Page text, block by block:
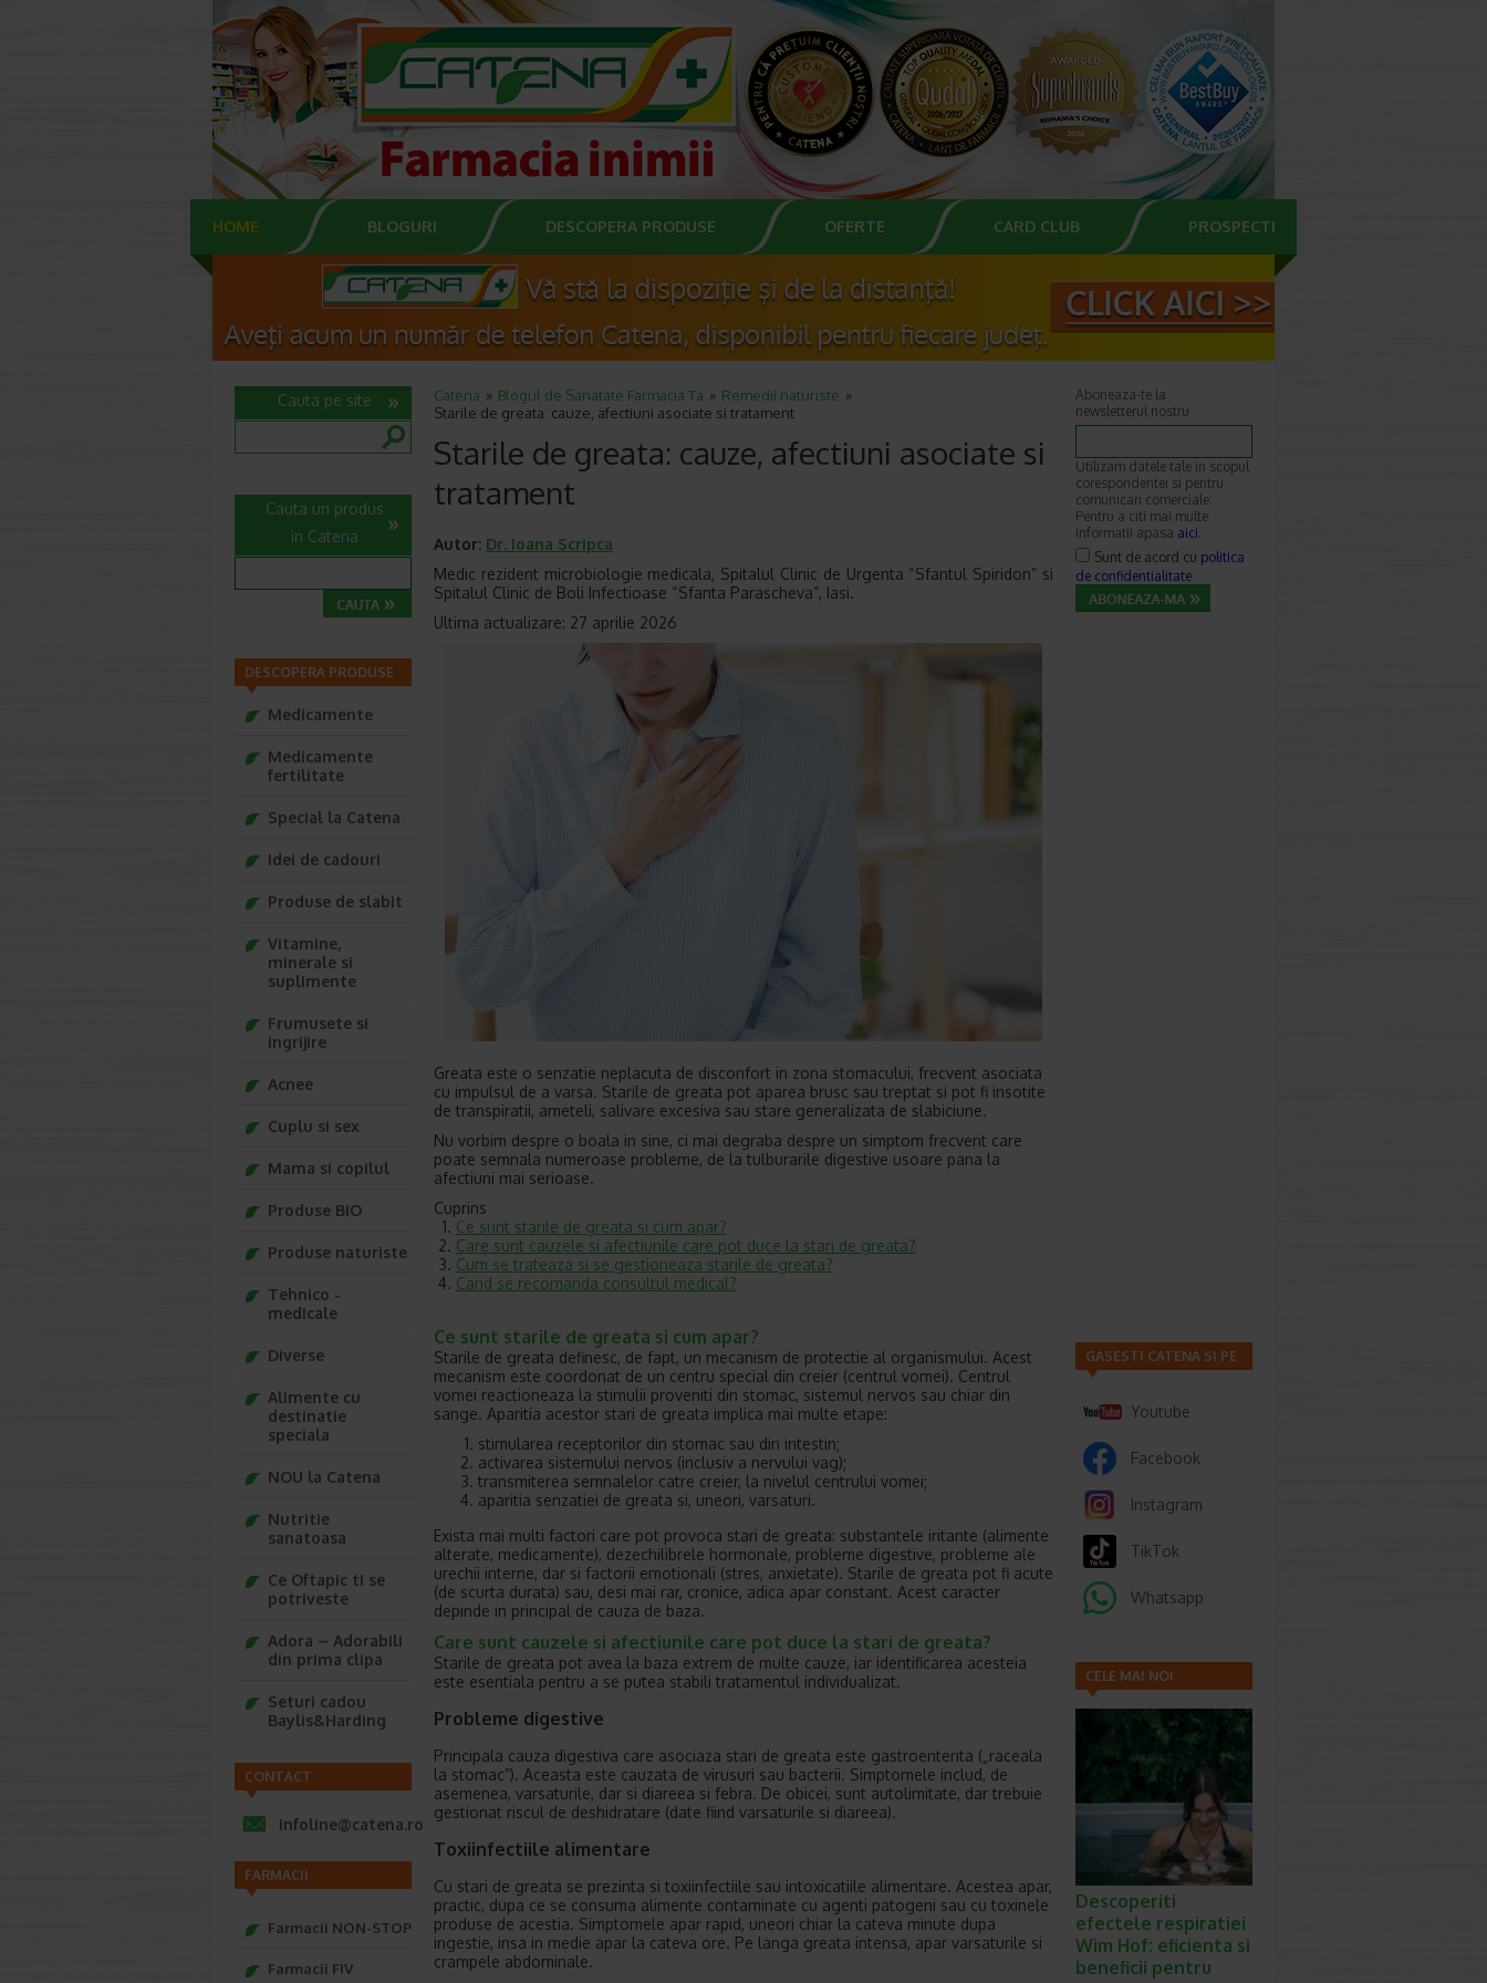
HOME BLOGURI DESCOPERA PRODUSE OFERTE CARD CLUB PROSPECTE
Catena Blogul de Sanatate Farmacia Ta
Remedii naturiste
Starile de greata: cauze, afectiuni asociate si tratament
Starile de greata: cauze, afectiuni asociate si
tratament
Autor: Dr. Ioana Scripca
Medic rezident microbiologie medicala, Spitalul Clinic de Urgenta “Sfantul Spiridon” si
Spitalul Clinic de Boli Infectioase “Sfanta Parascheva”, Iasi.
Ultima actualizare: 27 aprilie 2026
Greata este o senzatie neplacuta de disconfort in zona stomacului, frecvent asociata
cu impulsul de a varsa. Starile de greata pot aparea brusc sau treptat si pot fi insotite
de transpiratii, ameteli, salivare excesiva sau stare generalizata de slabiciune.
Nu vorbim despre o boala in sine, ci mai degraba despre un simptom frecvent care
poate semnala numeroase probleme, de la tulburarile digestive usoare pana la
afectiuni mai serioase.
Cuprins
Ce sunt starile de greata si cum apar?
Care sunt cauzele si afectiunile care pot duce la stari de greata?
Cum se trateaza si se gestioneaza starile de greata?
Cand se recomanda consultul medical?
Ce sunt starile de greata si cum apar?
Starile de greata definesc, de fapt, un mecanism de protectie al organismului. Acest
mecanism este coordonat de un centru special din creier (centrul vomei). Centrul
vomei reactioneaza la stimulii proveniti din stomac, sistemul nervos sau chiar din
sange. Aparitia acestor stari de greata implica mai multe etape:
stimularea receptorilor din stomac sau din intestin;
activarea sistemului nervos (inclusiv a nervului vag);
transmiterea semnalelor catre creier, la nivelul centrului vomei;
aparitia senzatiei de greata si, uneori, varsaturi.
Exista mai multi factori care pot provoca stari de greata: substantele iritante (alimente
alterate, medicamente), dezechilibrele hormonale, probleme digestive, probleme ale
urechii interne, dar si factorii emotionali (stres, anxietate). Starile de greata pot fi acute
(de scurta durata) sau, desi mai rar, cronice, adica apar constant. Acest caracter
depinde in principal de cauza de baza.
Care sunt cauzele si afectiunile care pot duce la stari de greata?
Starile de greata pot avea la baza extrem de multe cauze, iar identificarea acesteia
este esentiala pentru a se putea stabili tratamentul individualizat.
Probleme digestive
Principala cauza digestiva care asociaza stari de greata este gastroenterita („raceala
la stomac”). Aceasta este cauzata de virusuri sau bacterii. Simptomele includ, de
asemenea, varsaturile, dar si diareea si febra. De obicei, sunt autolimitate, dar trebuie
gestionat riscul de deshidratare (date fiind varsaturile si diareea).
Toxiinfectiile alimentare
Cu stari de greata se prezinta si toxiinfectiile sau intoxicatiile alimentare. Acestea apar,
practic, dupa ce se consuma alimente contaminate cu agenti patogeni sau cu toxinele
produse de acestia. Simptomele apar rapid, uneori chiar la cateva minute dupa
ingestie, insa in medie apar la cateva ore. Pe langa greata intensa, apar varsaturile si
crampele abdominale.
Cauta pe site
Cauta un produs
in Catena
DESCOPERA PRODUSE
Medicamente
Medicamente
fertilitate
Special la Catena
Idei de cadouri
Produse de slabit
Vitamine,
minerale si
suplimente
Frumusete si
ingrijire
Acnee
Cuplu si sex
Mama si copilul
Produse BIO
Produse naturiste
Tehnico -
medicale
Diverse
Alimente cu
destinatie
speciala
NOU la Catena
Nutritie
sanatoasa
Ce Oftapic ti se
potriveste
Adora – Adorabili
din prima clipa
Seturi cadou
Baylis&Harding
CONTACT
infoline@catena.ro
FARMACII
Farmacii NON-STOP
Farmacii FIV
Aboneaza-te la
newsletterul nostru
Utilizam datele tale in scopul
corespondentei si pentru
comunicari comerciale.
Pentru a citi mai multe
informatii apasa aici.
Sunt de acord cu politica
de confidentialitate
GASESTI CATENA SI PE
Youtube
Facebook
Instagram
TikTok
Whatsapp
CELE MAI NOI
Descoperiti
efectele respiratiei
Wim Hof: eficienta si
beneficii pentru